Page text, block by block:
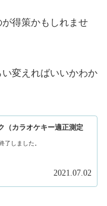
得策かもしれませ
変えればいいかわか
（カラオケキー適正測定
了しました。
2021.07.02